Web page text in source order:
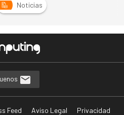
Noticias
Feed Aviso Legal
Privacidad